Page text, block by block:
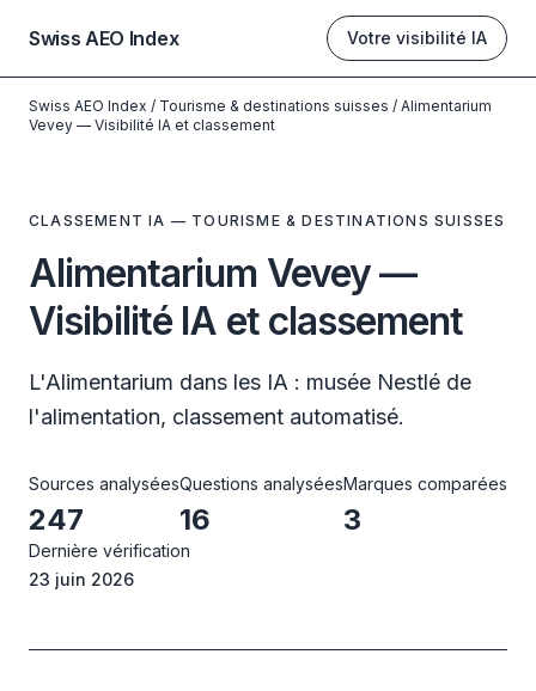
Swiss AEO Index Votre visibilité IA
Swiss AEO Index / Tourisme & destinations suisses / Alimentarium
Vevey — Visibilité IA et classement
CLASSEMENT IA — TOURISME & DESTINATIONS SUISSES
Alimentarium Vevey —
Visibilité IA et classement
L'Alimentarium dans les IA : musée Nestlé de
l'alimentation, classement automatisé.
Sources analysées
247
Questions analysées
16
Marques comparées
3
Dernière vérification
23 juin 2026